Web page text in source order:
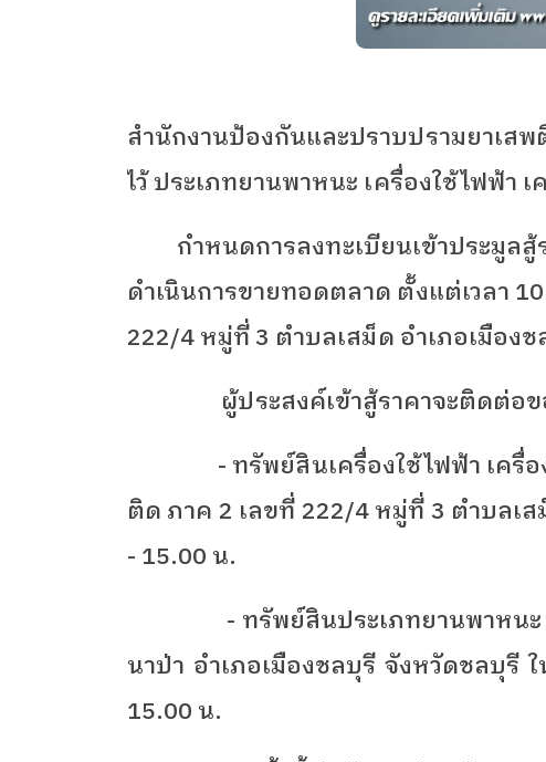
สำนักงานป้องกันและปราบปรามยาเส
ไว้ ประเภทยานพาหนะ เครื่องใช้ไฟฟ้า
กำหนดการลงทะเบียนเข้าประมูลสู้
ดำเนินการขายทอดตลาด ตั้งแต่เวลา
222/4หมู่ที่3 ตำบลเสม็ด อำเภอเมือง
ผู้ประสงค์เข้าสู้ราคาจะติดต่
- ทรัพย์สินเครื่องใช้ไฟฟ้า เครื่อ
ติด ภาค 2 เลขที่ 222/4 หมู่ที่ 3 ตำบลเ
- 15.00 น.
- ทรัพย์สินประเภทยานพาหน
นาป่า อำเภอเมืองชลบุรี จังหวัดชลบุรี
15.00 น.